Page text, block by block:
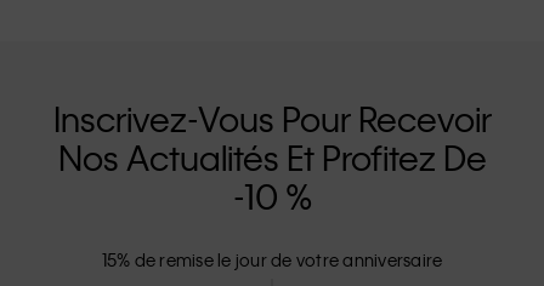
Inscrivez-Vous Pour Recevoir
Nos Actualités Et Profitez De
-10 %
15% de remise le jour de votre anniversaire